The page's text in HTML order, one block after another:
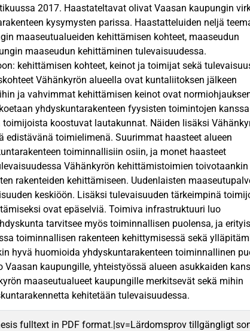
2017. Haastateltavat olivat Vaasan kaupungin
kysymysten parissa. Haastatteluiden neljä
maaseutualueiden kehittämisen kohteet, maaseudun
maaseudun kehittäminen tulevaisuudessa.
kehittämisen kohteet, keinot ja toimijat sekä
Vähänkyrön alueella ovat kuntaliitoksen jälkeen
ja vahvimmat kehittämisen keinot ovat
yhdyskuntarakenteen fyysisten toimintojen kanssa
koostuvat lautakunnat. Näiden lisäksi
toimielimenä. Suurimmat haasteet alueen
toiminnallisiin osiin, ja monet haasteet
Vähänkyrön kehittämistoimien toivotaankin
rakenteiden kehittämiseen. Uudenlaisten
keskiöön. Lisäksi tulevaisuuden tärkeimpinä
ovat epäselviä. Toimiva infrastruktuuri luo
tarvitsee myös toiminnallisen puolensa, ja
toiminnallisen rakenteen kehittymisessä sekä
hyvä huomioida yhdyskuntarakenteen toiminnallinen
kaupungille, yhteistyössä alueen asukkaiden
maaseutualueet kaupungille merkitsevät sekä mihin
kehitetään tulevaisuudessa.
fulltext in PDF format.|sv=Lärdomsprov tillgängligt